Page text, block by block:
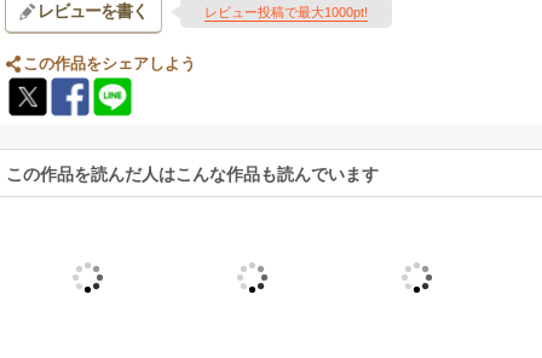
レビューを書く レビュー投稿で最大1000pt!
この作品をシェアしよう
この作品を読んだ人はこんな作品も読んでいます